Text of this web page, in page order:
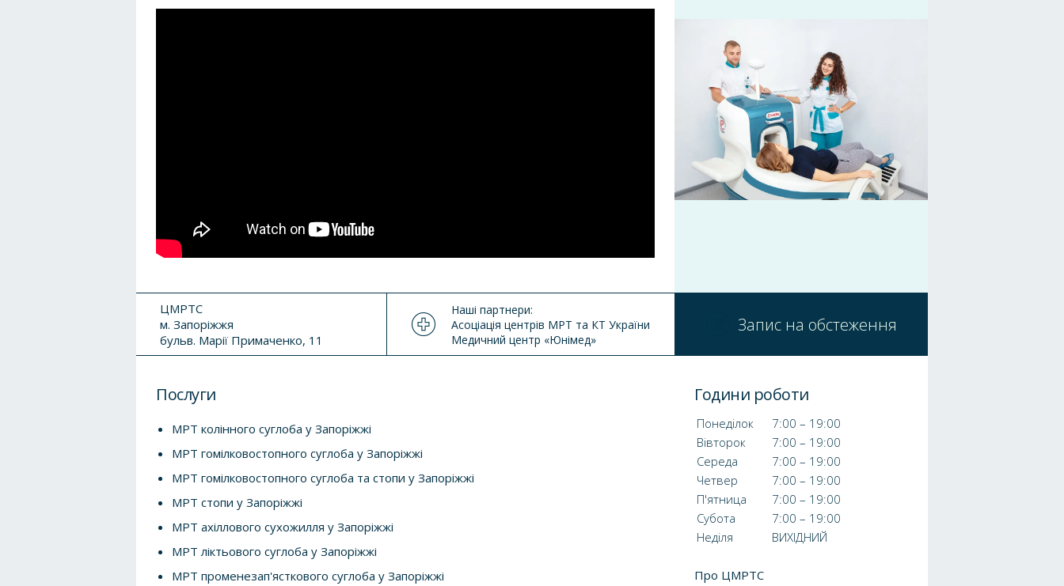
ЦМРТС
м. Запоріжжя
бульв. Марії Примаченко, 11
Наші партнери:
Асоціація центрів МРТ та КТ України
Медичний центр «Юнімед»
Запис на обстеження
Послуги
МРТ колінного суглоба у Запоріжжі
МРТ гомілковостопного суглоба у Запоріжжі
МРТ гомілковостопного суглоба та стопи у Запоріжжі
МРТ стопи у Запоріжжі
МРТ ахіллового сухожилля у Запоріжжі
МРТ ліктьового суглоба у Запоріжжі
МРТ променезап'ясткового суглоба у Запоріжжі
Години роботи
Понеділок
7:00 – 19:00
Вівторок
7:00 – 19:00
Середа
7:00 – 19:00
Четвер
7:00 – 19:00
П'ятница
7:00 – 19:00
Субота
7:00 – 19:00
Неділя
ВИХІДНИЙ
Про ЦМРТС